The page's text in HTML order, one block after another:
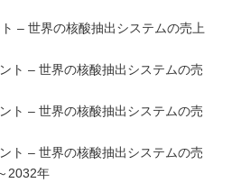
– 世界の核酸抽出システムの売上
ト – 世界の核酸抽出システムの売
ト – 世界の核酸抽出システムの売
ト – 世界の核酸抽出システムの売
2032年